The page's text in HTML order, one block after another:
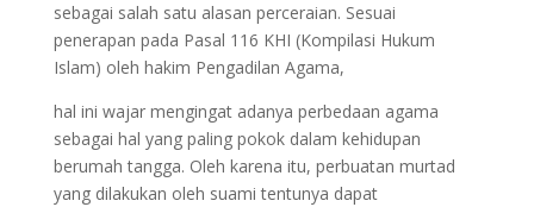
sebagai salah satu alasan perceraian. Sesuai
penerapan pada Pasal 116 KHI (Kompilasi Hukum
Islam) oleh hakim Pengadilan Agama,
hal ini wajar mengingat adanya perbedaan agama
sebagai hal yang paling pokok dalam kehidupan
berumah tangga. Oleh karena itu, perbuatan murtad
yang dilakukan oleh suami tentunya dapat